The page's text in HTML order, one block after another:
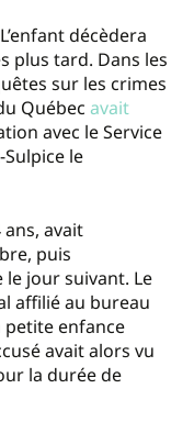
décèdera
plus tard. Dans les
sur les crimes
Québec avait
avec le Service
Sulpice le
ans, avait
puis
jour suivant. Le
affilié au bureau
petite enfance
avait alors vu
la durée de